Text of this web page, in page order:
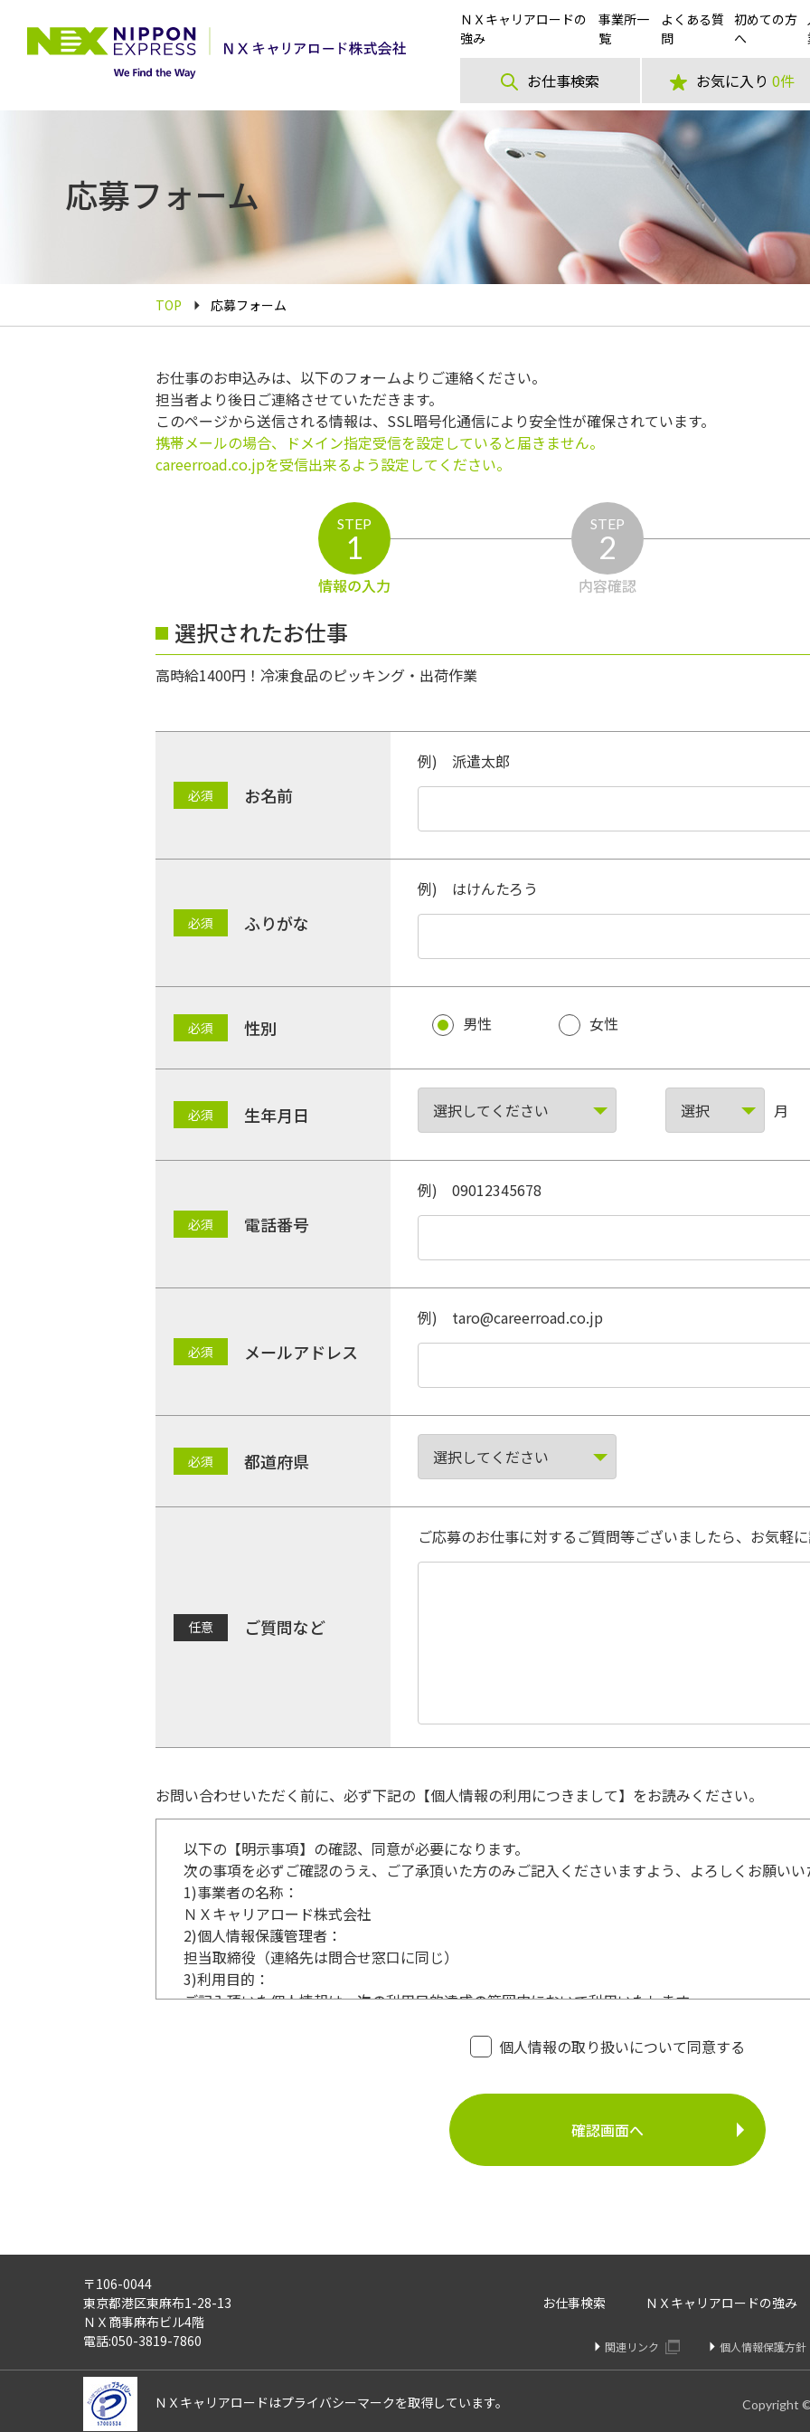
ＮＸキャリアロードの
強み
事業所一
覧
よくある質
問
初めての方
へ
お仕事検索 お気に入り 0件
応募フォーム
TOP 応募フォーム
お仕事のお申込みは、以下のフォームよりご連絡ください。
担当者より後日ご連絡させていただきます。
このページから送信される情報は、SSL暗号化通信により安全性が確保されています。
携帯メールの場合、ドメイン指定受信を設定していると届きません。
careerroad.co.jpを受信出来るよう設定してください。
STEP
1
情報の入力
STEP
2
内容確認
選択されたお仕事
高時給1400円！冷凍食品のピッキング・出荷作業
お名前
例) 派遣太郎
ふりがな
例) はけんたろう
性別 男性 女性
生年月日 月
電話番号
例) 09012345678
メールアドレス
例) taro@careerroad.co.jp
都道府県
ご質問など
ご応募のお仕事に対するご質問等ございましたら、お気軽
お問い合わせいただく前に、必ず下記の【個人情報の利用につきまして】をお読みください。
以下の【明示事項】の確認、同意が必要になります。
次の事項を必ずご確認のうえ、ご了承頂いた方のみご記入くださいますよう、よろしくお願いい
1)事業者の名称：
ＮＸキャリアロード株式会社
2)個人情報保護管理者：
担当取締役（連絡先は問合せ窓口に同じ）
3)利用目的：
ご記入頂いた個人情報は、次の利用目的達成の範囲内において利用いたします。
・登録面接に関するご連絡のため
・お問い合わせへのご対応
・お問い合わせ履歴の管理
・サービス向上のための検討資料作成等
ご記入頂いた個人情報について、開示を請求することができます。
また、ご記入頂いた個人情報に誤りや変更があった場合は訂正、追加、削除を請求することがで
さらにまた、個人情報の利用停止、消去、または第三者提供停止を請求することが出来ます。
これらの請求は、次の窓口にて受け付けております。
個人情報の取り扱いについて同意する
〒106-0044
東京都港区東麻布1-28-13
ＮＸ商事麻布ビル4階
電話:050-3819-7860
お仕事検索 ＮＸキャリアロードの強み
関連リンク 個人情報保護方針
ＮＸキャリアロードはプライバシーマークを取得しています。 Copyright